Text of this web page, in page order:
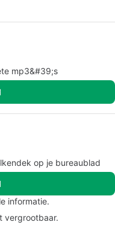
mp3&#39;s
op je bureaublad
informatie.
vergrootbaar.